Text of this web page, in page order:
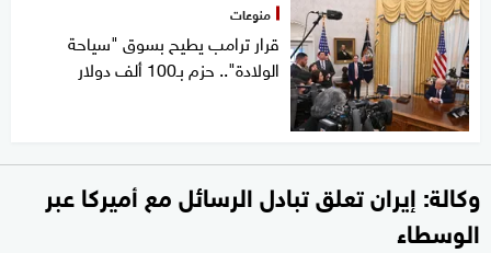
منوعات
قرار ترامب يطيح بسوق "سياحة
الولادة".. حزم بـ100 ألف دولار
وكالة: إيران تعلق تبادل الرسائل مع أميركا عبر
الوسطاء